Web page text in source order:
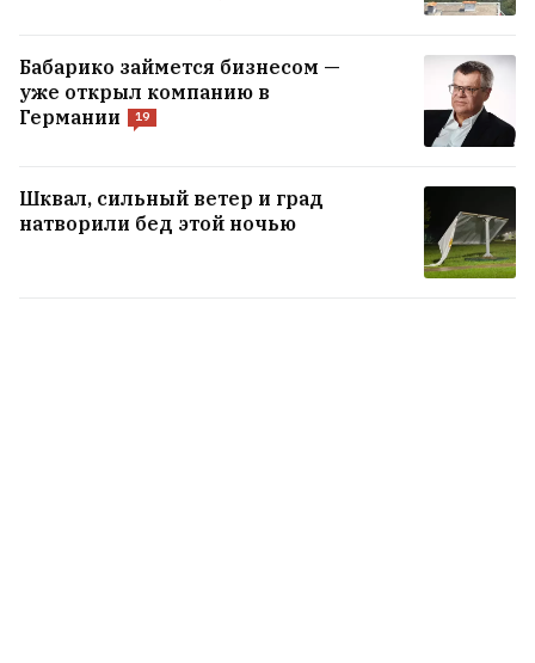
Бабарико займется бизнесом —
уже открыл компанию в
Германии
19
Шквал, сильный ветер и град
натворили бед этой ночью